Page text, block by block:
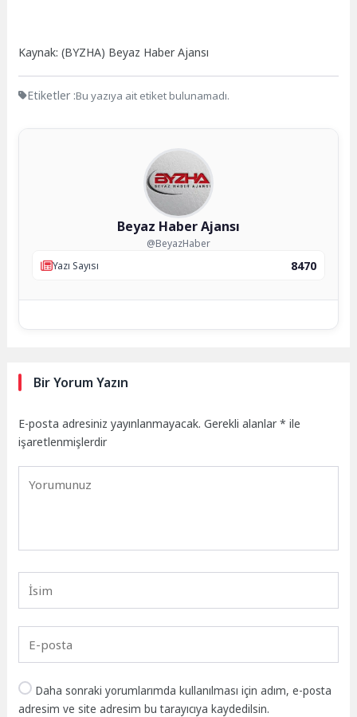
Kaynak: (BYZHA) Beyaz Haber Ajansı
Etiketler :Bu yazıya ait etiket bulunamadı.
Beyaz Haber Ajansı
@BeyazHaber
Yazı Sayısı
8470
Bir Yorum Yazın
E-posta adresiniz yayınlanmayacak. Gerekli alanlar* ile
işaretlenmişlerdir
Daha sonraki yorumlarımda kullanılması için adım, e-posta
adresim ve site adresim bu tarayıcıya kaydedilsin.